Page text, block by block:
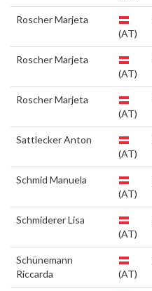
Roscher Marjeta
(AT)
Roscher Marjeta
(AT)
Roscher Marjeta
(AT)
Sattlecker Anton
(AT)
Schmid Manuela
(AT)
Schmiderer Lisa
(AT)
Schünemann
Riccarda
(AT)